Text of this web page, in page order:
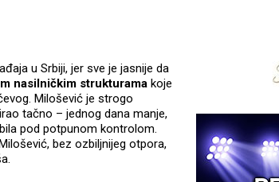
u Srbiji, jer sve je jasnije da
nasilničkim strukturama koje
Milošević je strogo
tačno – jednog dana manje,
pod potpunom kontrolom.
bez ozbiljnijeg otpora,